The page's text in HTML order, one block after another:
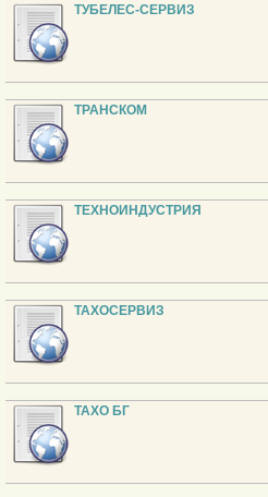
ТУБЕЛЕС-СЕРВИЗ
ТРАНСКОМ
ТЕХНОИНДУСТРИЯ
ТАХОСЕРВИЗ
ТАХО БГ